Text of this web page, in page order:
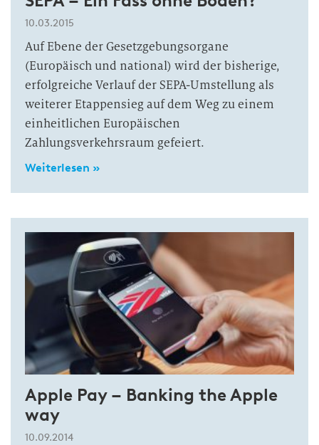
10.03.2015
Auf Ebene der Gesetzgebungsorgane
(Europäisch und national) wird der bisherige,
erfolgreiche Verlauf der SEPA-Umstellung als
weiterer Etappensieg auf dem Weg zu einem
einheitlichen Europäischen
Zahlungsverkehrsraum gefeiert.
Weiterlesen »
Apple Pay – Banking the Apple
way
10.09.2014